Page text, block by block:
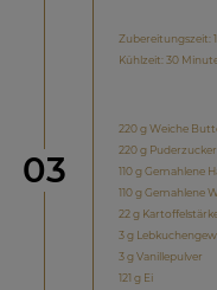
Schritt
03
Zubereitungszeit:
Kühlzeit: 30
220 g Weiche
220 g Puderzucker
110 g Gemahlene
110 g Gemahlene
22 g
3 g
3 g Vanillepulver
121 g Ei